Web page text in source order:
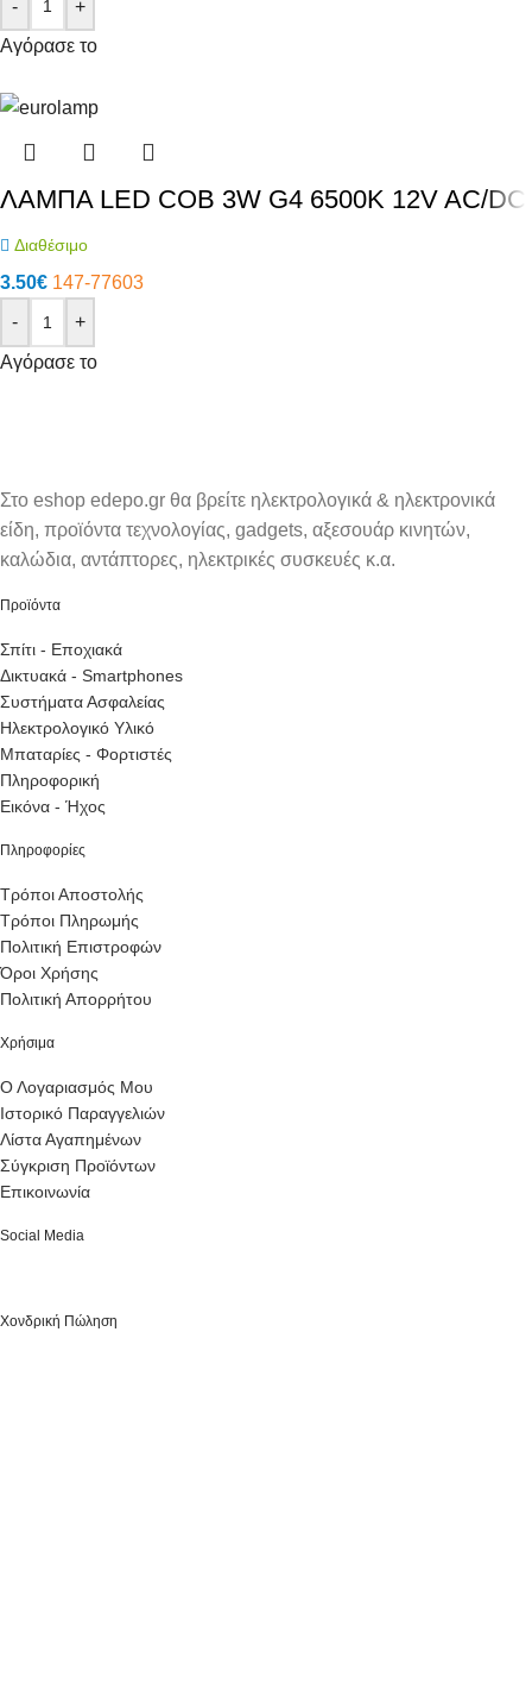
-
+
Αγόρασε το
ΛΑΜΠΑ LED COB 3W G4 6500K 12V AC/DC
Διαθέσιμο
3.50€ 147-77603
-
+
Αγόρασε το
Στο eshop edepo.gr θα βρείτε ηλεκτρολογικά & ηλεκτρονικά
είδη, προϊόντα τεχνολογίας, gadgets, αξεσουάρ κινητών,
καλώδια, αντάπτορες, ηλεκτρικές συσκευές κ.α.
Προϊόντα
Σπίτι - Εποχιακά
Δικτυακά - Smartphones
Συστήματα Ασφαλείας
Ηλεκτρολογικό Υλικό
Μπαταρίες - Φορτιστές
Πληροφορική
Εικόνα - Ήχος
Πληροφορίες
Τρόποι Αποστολής
Τρόποι Πληρωμής
Πολιτική Επιστροφών
Όροι Χρήσης
Πολιτική Απορρήτου
Χρήσιμα
Ο Λογαριασμός Μου
Ιστορικό Παραγγελιών
Λίστα Αγαπημένων
Σύγκριση Προϊόντων
Επικοινωνία
Social Media
Χονδρική Πώληση